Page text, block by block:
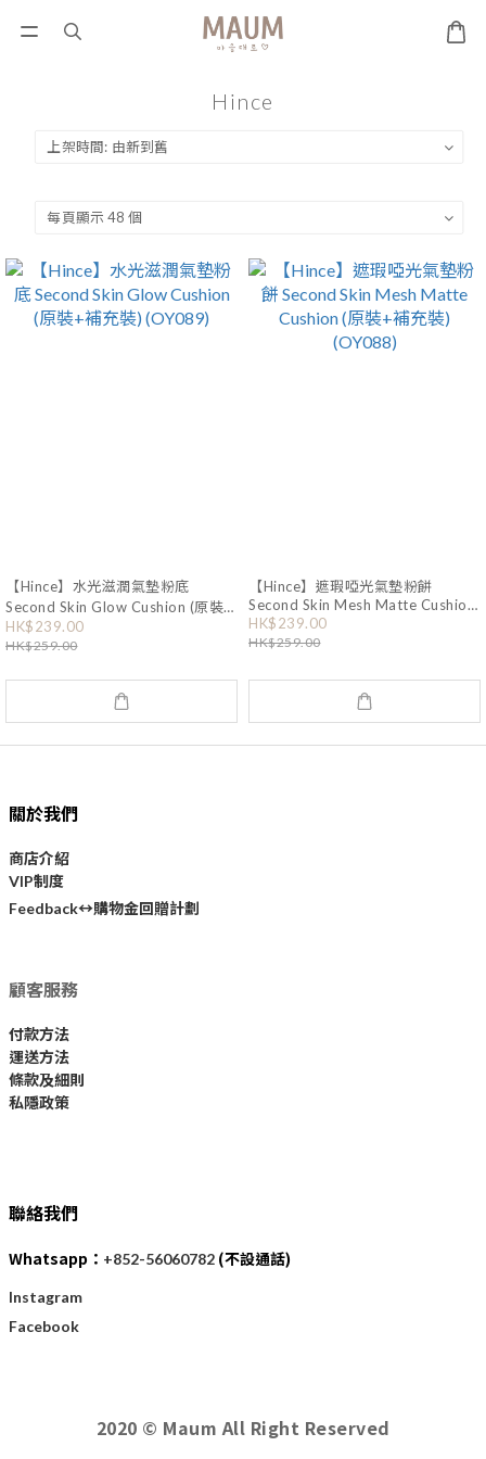
Hince
【Hince】水光滋潤氣墊粉底
Second Skin Glow Cushion (原裝
+補充裝) (OY089)
HK$239.00
HK$259.00
【Hince】遮瑕啞光氣墊粉餅
Second Skin Mesh Matte Cushion
(原裝+補充裝) (OY088)
HK$239.00
HK$259.00
關於我們
商店介紹
VIP制度
Feedback↔購物金回贈計劃
顧客服務
付款方法
運送方法
條款及細則
私隱政策
聯絡我們
Whatsapp： +852-56060782 (不設通話)
Instagram
Facebook
2020 © Maum All Right Reserved